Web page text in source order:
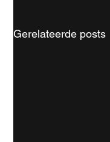
Gerelateerde posts